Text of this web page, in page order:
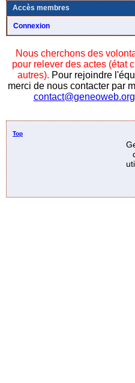
Accès membres
Connexion
Nous cherchons des
pour relever des actes (état
autres). Pour rejoindre
merci de nous contacter par
contact@geneoweb.org
Top